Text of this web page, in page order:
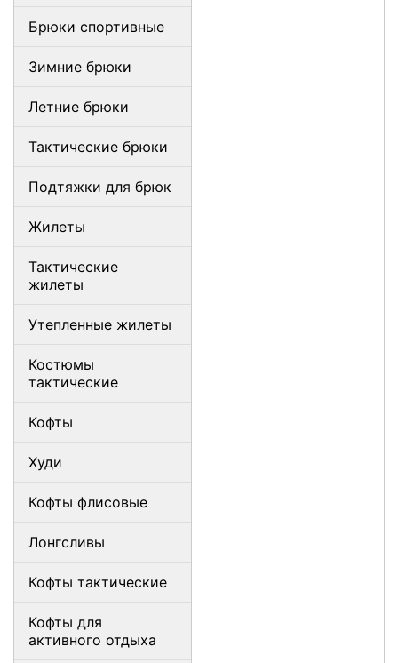
Брюки спортивные
Зимние брюки
Летние брюки
Тактические брюки
Подтяжки для брюк
Жилеты
Тактические
жилеты
Утепленные жилеты
Костюмы
тактические
Кофты
Худи
Кофты флисовые
Лонгсливы
Кофты тактические
Кофты для
активного отдыха